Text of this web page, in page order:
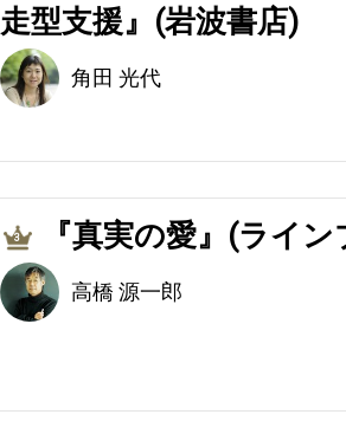
走型支援』(岩波書店)
角田 光代
3 『真実の愛』(ライ
高橋 源一郎